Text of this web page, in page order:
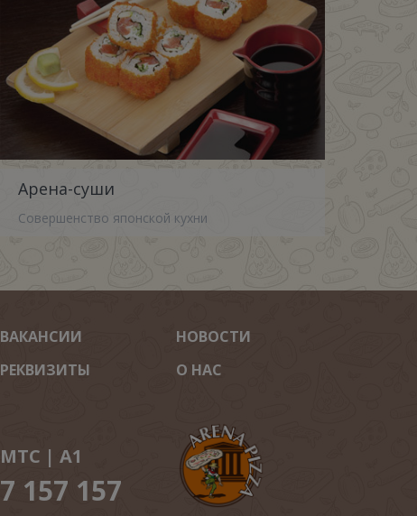
Арена-суши
Совершенство японской кухни
ВАКАНСИИ
РЕКВИЗИТЫ
МТС | A1
7 157 157
НОВОСТИ
О НАС